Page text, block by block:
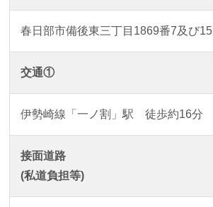
春日部市備後東三丁目1869番7及び15
交通①
伊勢崎線「一ノ割」駅 徒歩約16分
接面道路
(私道負担等)